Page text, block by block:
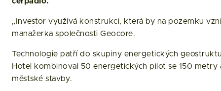
„Investor využívá konstrukci, která by na pozemku
manažerka společnosti Geocore.
Technologie patří do skupiny energetických
Hotel kombinoval 50 energetických pilot se 150
městské stavby.